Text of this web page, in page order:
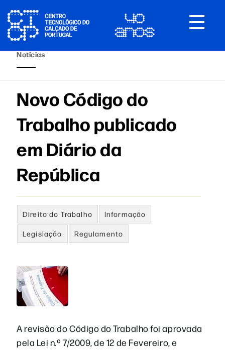
Toggle
Notícias
Novo Código do
Trabalho publicado
em Diário da
República
Direito do Trabalho Informação
Legislação Regulamento
A revisão do Código do Trabalho foi aprovada
pela Lei n.º 7/2009, de 12 de Fevereiro, e